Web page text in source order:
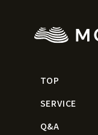
TOP
SERVICE
Q&A